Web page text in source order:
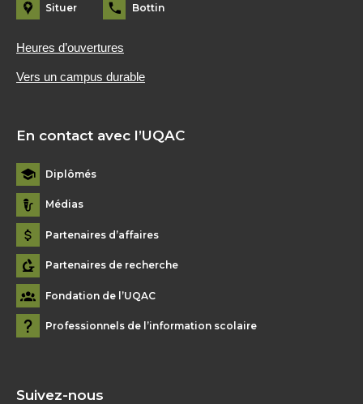
Situer Bottin
Heures d’ouvertures
Vers un campus durable
En contact avec l’UQAC
Diplômés
Médias
Partenaires d’affaires
Partenaires de recherche
Fondation de l’UQAC
Professionnels de l’information scolaire
Suivez-nous